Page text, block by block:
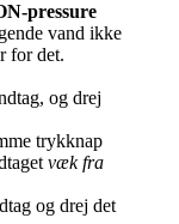
pressure
vand ikke
for det.
og drej
trykknap
væk fra
og drej det